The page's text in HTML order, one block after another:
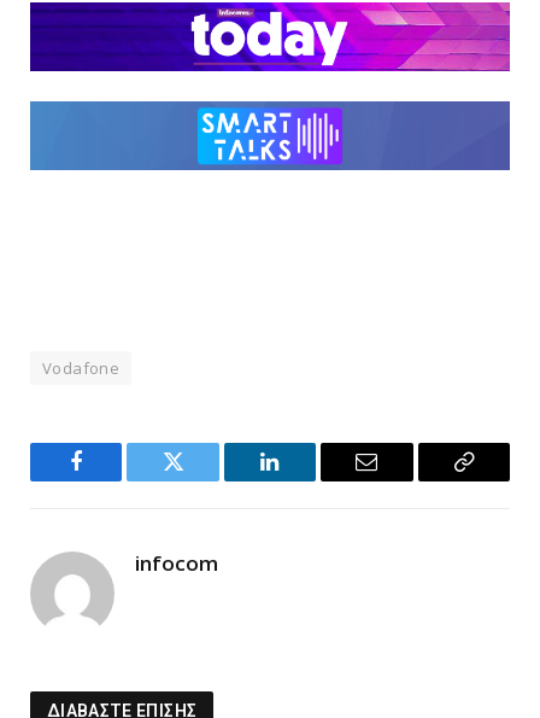
Vodafone
Facebook Twitter LinkedIn Email
Copy
infocom
ΔΙΑΒΑΣΤΕ ΕΠΙΣΗΣ